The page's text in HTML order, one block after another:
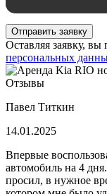
Отправить заявку
Оставляя заявку,
персональных
Отзывы
Павел Титкин
14.01.2025
Впервые
автомобиль на 4
просил, в нужное